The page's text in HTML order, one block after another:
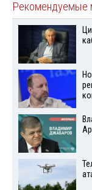
Рекомендуемые